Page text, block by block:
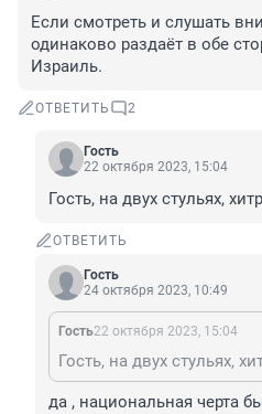
Если смотреть и слушать
одинаково раздаёт в обе
Израиль.
ОТВЕТИТЬ 2
Гость
22 октября 2023, 15:04
Гость, на двух стульях,
ОТВЕТИТЬ
Гость
24 октября 2023, 10:49
Гость22 октября 2023, 15:04
Гость, на двух стульях,
да , национальная черта